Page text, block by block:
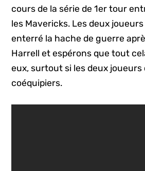
cours de la série de 1er tour
les Mavericks. Les deux
enterré la hache de guerre
Harrell et espérons que tout
eux, surtout si les deux
coéquipiers.